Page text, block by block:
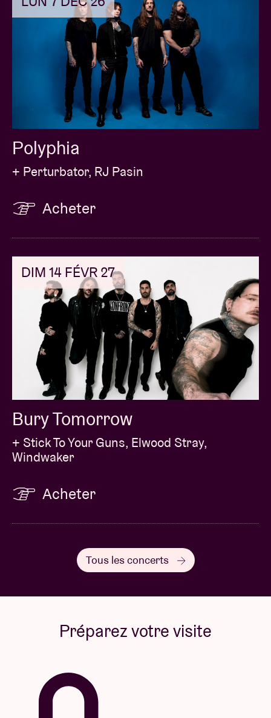
Polyphia
+ Perturbator, RJ Pasin
Acheter
DIM 14 FÉVR 27
Bury Tomorrow
+ Stick To Your Guns, Elwood Stray,
Windwaker
Acheter
Tous les concerts
Préparez votre visite